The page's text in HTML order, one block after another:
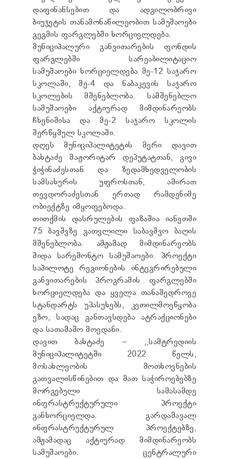
ОТЧЁТ ДЛЯ ПРЕДОСТАВЛЕНИЯ ПРЕЗИДЕНТУ И
ПАРЛАМЕНТУ
ТРЕБОВАНИЯ ПУБЛИЧНОЙ ИНФОРМАЦИИ
УПОЛНОМОЧЕННЫЙ ПО ЗАЩИТЕ
ПЕРСОНАЛЬНЫХ ДАННЫХ
ПРАВОВЕДЧЕСКИЕ РЕШЕНИЯ
ПРАВИЛА ОБЖАЛОВАНИЯ
დაფინანსებით და ადგილობრივი
ბიუჯეტის თანამონაწილეობით სამუშაოები
გეგმის ფარგლებში ხორციელდება.
მუნიციპალური განვითარების ფონდის
ფარგლებში სარეაბილიტაციო
სამუშაოები ხორციელდება მე-12 საჯარო
სკოლაში, მე-4 და ნაბაკევის საჯარო
სკოლების მშენებლობა. სამშენებლო
სამუშაოები აქტიურად მიმდინარეობს
ჩხენიშისა და მე-2 საჯარო სკოლის
შერწყმულ სკოლაში.
დღეს მუნიციპალიტეტის მერი დავით
ბახტაძე მაჟორიტარ დეპუტატთან, გივი
ჭიჭინაძესთან და ზედამხედველობის
სამსახურის უფროსთან, ამირათ
თევდორაძესთან ერთად რამდენიმე
ობიექტზე იმყოფებოდა.
თითქმის დასრულების ფაზაშია იანეთში
75 ბავშვზე გათვლილი საბავშვო ბაღის
მშენებლობა. ამჟამად მიმდინარეობს
შიდა სარემონტო სამუშაოები. პროექტი
საპილოტე რეგიონების ინტეგრირებული
განვითარების პროგრამის ფარგლებში
ხორციელდება და ყველა თანამედროვე
სტანდარტს უპასუხებს, კეთილმოეწყობა
ეზო, სადაც განთავსდება ატრაქციონები
და სათამაშო მოედანი.
დავით ბახტაძე – ,,სამტრედიის
მუნიციპალიტეტში 2022 წელს,
მოსახლეობის მოთხოვნების
გათვალისწინებით და მათ საჭიროებებზე
მორგებული სამასამდე
ინფრასტრუქტურული პროექტი
განხორციელდა. გარდამავალ
ინფრასტრუქტურულ პროექტებზე,
ამჟამადაც აქტიურად მიმდინარეობს
სამუშაოები. ცენტრალური